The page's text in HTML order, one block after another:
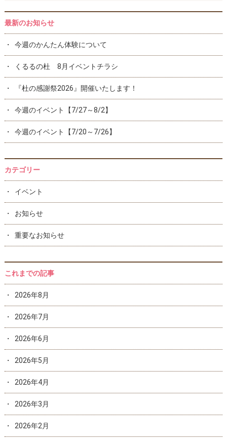
最新のお知らせ
今週のかんたん体験について
くるるの杜 8月イベントチラシ
『杜の感謝祭2026』開催いたします！
今週のイベント【7/27～8/2】
今週のイベント【7/20～7/26】
カテゴリー
イベント
お知らせ
重要なお知らせ
これまでの記事
2026年8月
2026年7月
2026年6月
2026年5月
2026年4月
2026年3月
2026年2月